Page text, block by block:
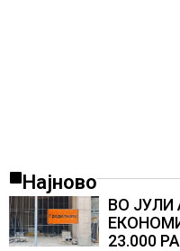
Најново
ВО ЈУЛИ
23.000